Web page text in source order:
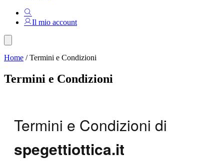
Il mio account
Home /Termini e Condizioni
Termini e Condizioni
Termini e Condizioni di
spegettiottica.it